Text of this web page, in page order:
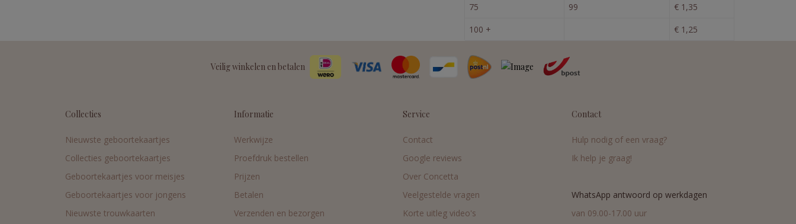
75
99
€ 1,35
100 +
€ 1,25
Veilig winkelen en betalen
Collecties
Nieuwste geboortekaartjes
Collecties geboortekaartjes
Geboortekaartjes voor meisjes
Geboortekaartjes voor jongens
Nieuwste trouwkaarten
Informatie
Werkwijze
Proefdruk bestellen
Prijzen
Betalen
Verzenden en bezorgen
Service
Contact
Google reviews
Over Concetta
Veelgestelde vragen
Korte uitleg video's
Contact
Hulp nodig of een vraag?
Ik help je graag!
WhatsApp antwoord op werkdagen
van 09.00-17.00 uur